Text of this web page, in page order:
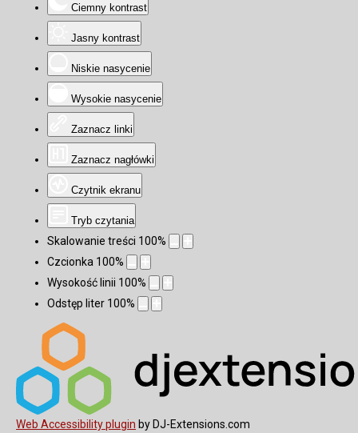
Ciemny kontrast
Jasny kontrast
Niskie nasycenie
Wysokie nasycenie
Zaznacz linki
Zaznacz nagłówki
Czytnik ekranu
Tryb czytania
Skalowanie treści 100%
Czcionka 100%
Wysokość linii 100%
Odstęp liter 100%
Web Accessibility plugin by DJ-Extensions.com